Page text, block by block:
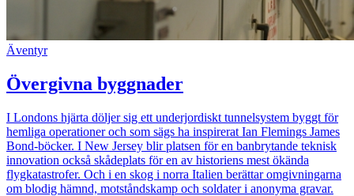
Äventyr
Övergivna byggnader
I Londons hjärta döljer sig ett underjordiskt tunnelsystem byggt för
hemliga operationer och som sägs ha inspirerat Ian Flemings James
Bond-böcker. I New Jersey blir platsen för en banbrytande teknisk
innovation också skådeplats för en av historiens mest ökända
flygkatastrofer. Och i en skog i norra Italien berättar omgivningarna
om blodig hämnd, motståndskamp och soldater i anonyma gravar.